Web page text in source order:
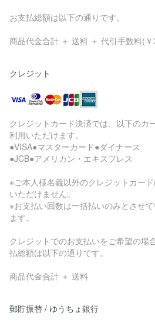
お支払総額は以下の通りです。
商品代金合計 ＋ 送料 ＋ 代引手数料(
クレジット
クレジットカード決済では、以下のカ
利用いただけます。
●VISA●マスターカード●ダイナース
●JCB●アメリカン・エキスプレス
※ご本人様名義以外のクレジットカー
いただけません。
※お支払い回数は一括払いのみとさせて
ます。
クレジットでのお支払いをご希望の場
払総額は以下の通りです。
商品代金合計 ＋ 送料
郵貯振替 / ゆうちょ銀行